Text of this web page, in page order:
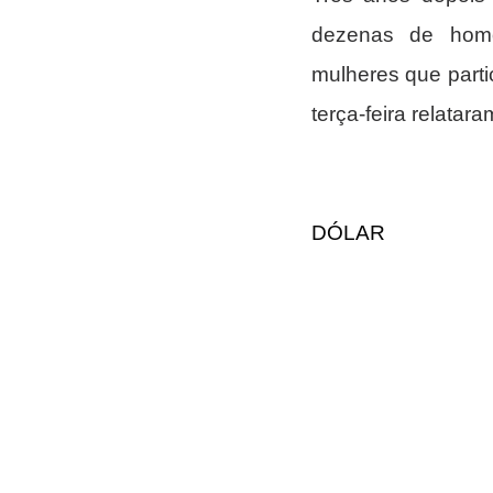
dezenas de
mulheres que
terça-feira
DÓLAR